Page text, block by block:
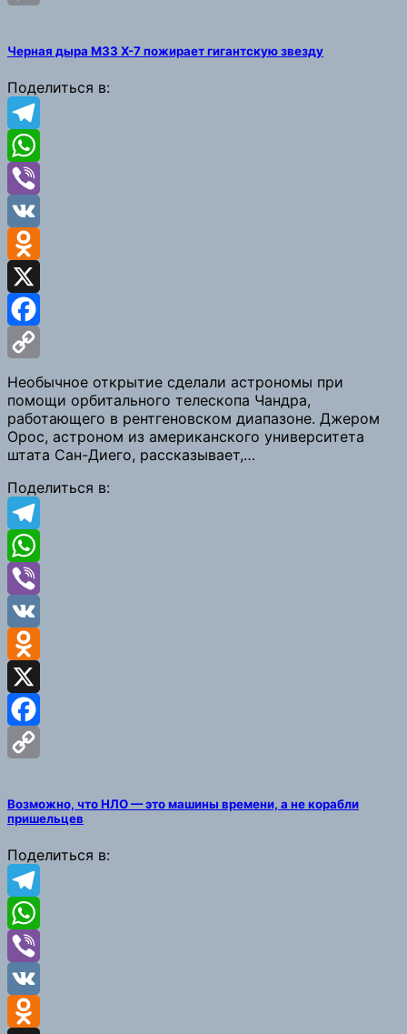
Link
Черная дыра M33 X-7 пожирает гигантскую звезду
Поделиться в:
Telegram
WhatsApp
Viber
VK
Odnoklassniki
X
Facebook
Copy
Link
Необычное открытие сделали астрономы при
помощи орбитального телескопа Чандра,
работающего в рентгеновском диапазоне. Джером
Орос, астроном из американского университета
штата Сан-Диего, рассказывает,…
Поделиться в:
Telegram
WhatsApp
Viber
VK
Odnoklassniki
X
Facebook
Link
Возможно, что НЛО — это машины времени, а не корабли
пришельцев
Поделиться в:
Telegram
WhatsApp
Viber
VK